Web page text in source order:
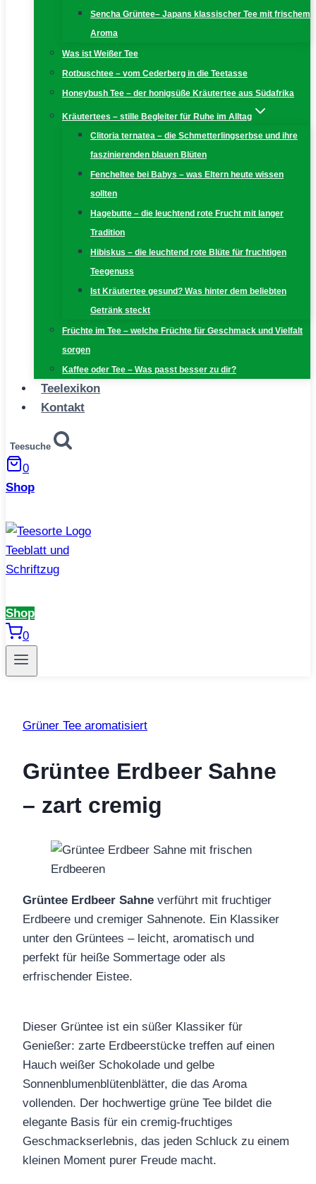
Sencha Grüntee– Japans klassischer Tee mit frischem
Aroma
Was ist Weißer Tee
Rotbuschtee – vom Cederberg in die Teetasse
Honeybush Tee – der honigsüße Kräutertee aus Südafrika
Kräutertees – stille Begleiter für Ruhe im Alltag
Clitoria ternatea – die Schmetterlingserbse und ihre
faszinierenden blauen Blüten
Fencheltee bei Babys – was Eltern heute wissen
sollten
Hagebutte – die leuchtend rote Frucht mit langer
Tradition
Hibiskus – die leuchtend rote Blüte für fruchtigen
Teegenuss
Ist Kräutertee gesund? Was hinter dem beliebten
Getränk steckt
Früchte im Tee – welche Früchte für Geschmack und Vielfalt
sorgen
Kaffee oder Tee – Was passt besser zu dir?
Teelexikon
Kontakt
Teesuche
0
Shop
Shop
0
Grüner Tee aromatisiert
Grüntee Erdbeer Sahne
– zart cremig
Grüntee Erdbeer Sahne verführt mit fruchtiger
Erdbeere und cremiger Sahnenote. Ein Klassiker
unter den Grüntees – leicht, aromatisch und
perfekt für heiße Sommertage oder als
erfrischender Eistee.
Dieser Grüntee ist ein süßer Klassiker für
Genießer: zarte Erdbeerstücke treffen auf einen
Hauch weißer Schokolade und gelbe
Sonnenblumenblütenblätter, die das Aroma
vollenden. Der hochwertige grüne Tee bildet die
elegante Basis für ein cremig-fruchtiges
Geschmackserlebnis, das jeden Schluck zu einem
kleinen Moment purer Freude macht.